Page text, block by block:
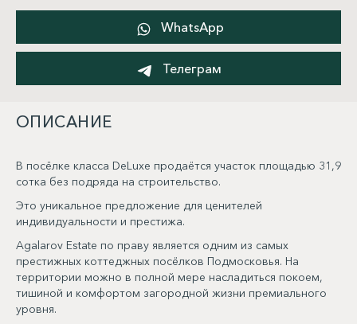
WhatsApp
Телеграм
ОПИСАНИЕ
В посёлке класса DeLuxe продаётся участок площадью 31,9
сотка без подряда на строительство.
Это уникальное предложение для ценителей
индивидуальности и престижа.
Agalarov Estate по праву является одним из самых
престижных коттеджных посёлков Подмосковья. На
территории можно в полной мере насладиться покоем,
тишиной и комфортом загородной жизни премиального
уровня.